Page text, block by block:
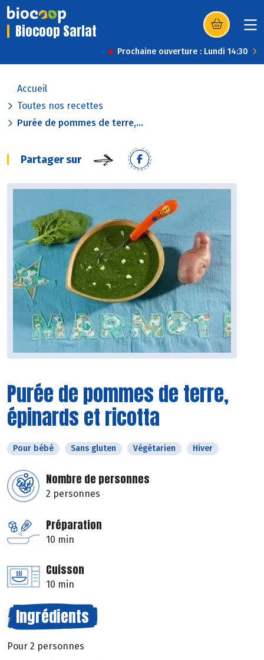
Biocoop Sarlat (s’ouvre dans
Prochaine ouverture : Lundi 14:30
Accueil
Toutes nos recettes
Purée de pommes de terre,...
Partager sur
Purée de pommes de terre,
épinards et ricotta
Pour bébé Sans gluten Végétarien Hiver
Nombre de personnes
2 personnes
Préparation
10 min
Cuisson
10 min
Ingrédients
Pour 2 personnes